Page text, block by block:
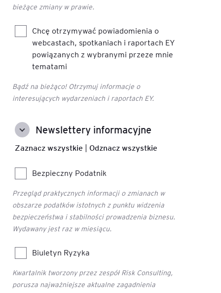
bieżące zmiany w prawie.
Chcę otrzymywać powiadomienia o
webcastach, spotkaniach i raportach EY
powiązanych z wybranymi przeze mnie
tematami
Bądź na bieżąco! Otrzymuj informacje o
interesujących wydarzeniach i raportach EY.
Newslettery informacyjne
Zaznacz wszystkie Odznacz wszystkie
Bezpieczny Podatnik
Przegląd praktycznych informacji o zmianach w
obszarze podatków istotnych z punktu widzenia
bezpieczeństwa i stabilności prowadzenia biznesu.
Wydawany jest raz w miesiącu.
Biuletyn Ryzyka
Kwartalnik tworzony przez zespół Risk Consulting,
porusza najważniejsze aktualne zagadnienia